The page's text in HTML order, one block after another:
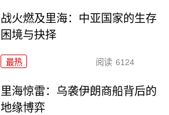
战火燃及里海：中亚国家的生存
困境与抉择
最热 阅读 6124
里海惊雷：乌袭伊朗商船背后的
地缘博弈